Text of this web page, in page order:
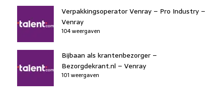
Verpakkingsoperator Venray – Pro Industry –
Venray
104 weergaven
Bijbaan als krantenbezorger –
Bezorgdekrant.nl – Venray
101 weergaven